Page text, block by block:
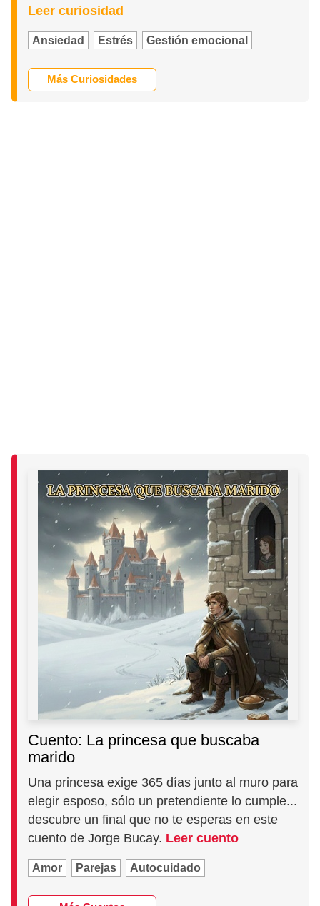
Leer curiosidad
Ansiedad Estrés Gestión emocional
Más Curiosidades
Cuento: La princesa que buscaba
marido
Una princesa exige 365 días junto al muro para
elegir esposo, sólo un pretendiente lo cumple...
descubre un final que no te esperas en este
cuento de Jorge Bucay. Leer cuento
Amor Parejas Autocuidado